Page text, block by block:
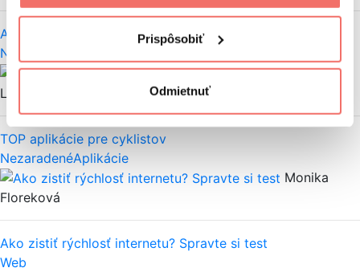
Prispôsobiť
Odmietnuť
Ako zistiť IP adresu? Rýchly návod
Nezaradené
Monika Floreková, Sophia
Lobpreisová
TOP aplikácie pre cyklistov
NezaradenéAplikácie
Monika
Floreková
Ako zistiť rýchlosť internetu? Spravte si test
Web